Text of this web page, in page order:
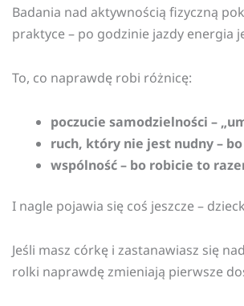
Badania nad aktywnością fizyczną
praktyce – po godzinie jazdy energia
To, co naprawdę robi różnicę:
poczucie samodzielności –
ruch, który nie jest nudny –
wspólność – bo robicie to
I nagle pojawia się coś jeszcze –
Jeśli masz córkę i zastanawiasz się
rolki naprawdę zmieniają pierwsze